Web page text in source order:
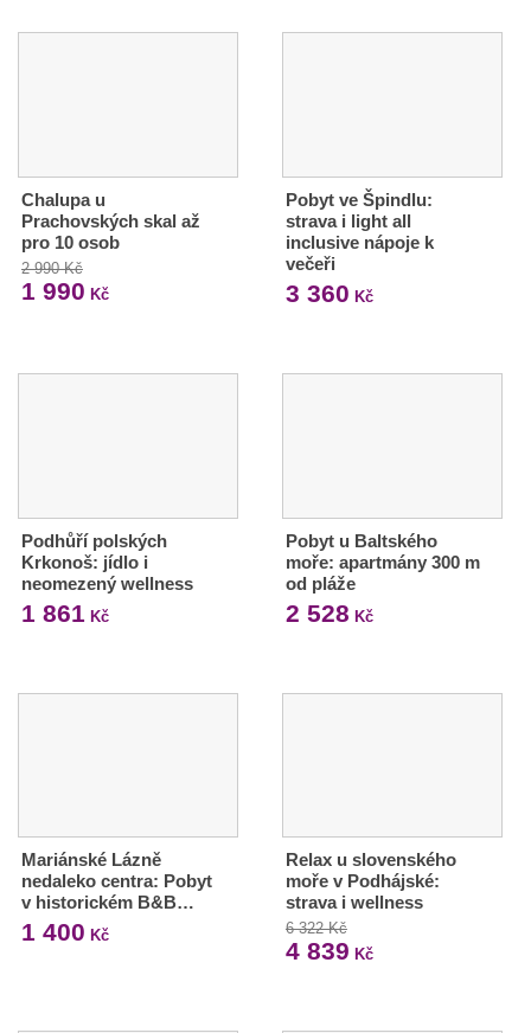
Chalupa u
Prachovských skal až
pro 10 osob
2 990 Kč
1 990 Kč
Pobyt ve Špindlu:
strava i light all
inclusive nápoje k
večeři
3 360 Kč
Podhůří polských
Krkonoš: jídlo i
neomezený wellness
1 861 Kč
Pobyt u Baltského
moře: apartmány 300 m
od pláže
2 528 Kč
Mariánské Lázně
nedaleko centra: Pobyt
v historickém B&B…
1 400 Kč
Relax u slovenského
moře v Podhájské:
strava i wellness
6 322 Kč
4 839 Kč